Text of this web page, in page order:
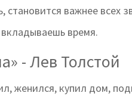
важнее всех
время.
- Лев Толстой
женился, купил дом,